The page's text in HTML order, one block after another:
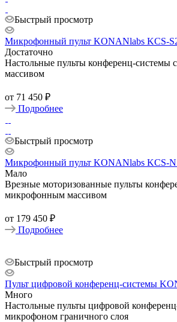
Быстрый просмотр
Микрофонный пульт KONANlabs KCS-
Достаточно
Настольные пульты конференц-
массивом
от 71 450 ₽
Подробнее
Быстрый просмотр
Микрофонный пульт KONANlabs KCS-
Мало
Врезные моторизованные пульты
микрофонным массивом
от 179 450 ₽
Подробнее
Быстрый просмотр
Пульт цифровой конференц-системы
Много
Настольные пульты цифровой
микрофоном граничного слоя